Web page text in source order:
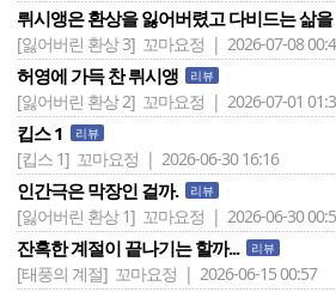
뤼시앵은 환상을 잃어버렸고 다비드는 삶
[잃어버린 환상 3] 꼬마요정 | 2026-07-08
허영에 가득 찬 뤼시앵 리뷰
[잃어버린 환상 2] 꼬마요정 | 2026-07-01
킵스 1 리뷰
[킵스 1] 꼬마요정 | 2026-06-30 16:16
인간극은 막장인 걸까. 리뷰
[잃어버린 환상 1] 꼬마요정 | 2026-06-30
잔혹한 계절이 끝나기는 할까... 리뷰
[태풍의 계절] 꼬마요정 | 2026-06-15 00:57